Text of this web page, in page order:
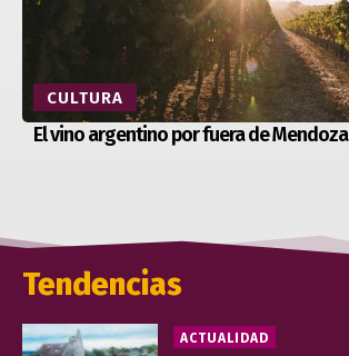
CULTURA
El vino argentino por fuera de Mendoza
Tendencias
ACTUALIDAD